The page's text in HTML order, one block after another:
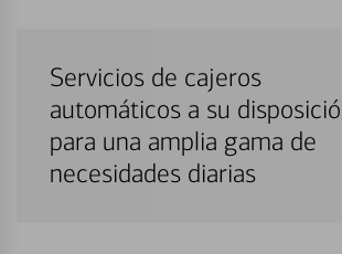
Servicios de cajeros
automáticos a su
para una amplia gama de
necesidades diarias